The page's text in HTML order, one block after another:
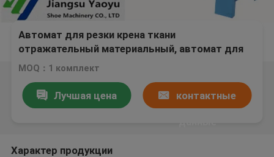
Автомат для резки крена ткани
отражательный материальный, автомат для
резки кожаной прокладки
MOQ：1 комплект
Лучшая цена контактные
Характер продукции